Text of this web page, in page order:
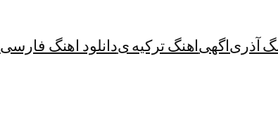
آذریاگهیاهنگ ترکیه یدانلود اهنگ فارسی